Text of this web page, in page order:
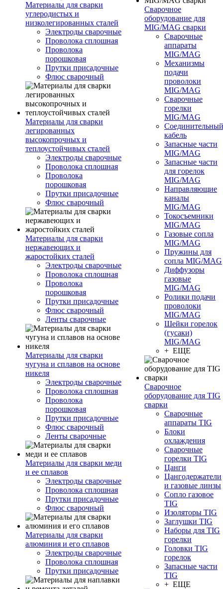
Материалы для сварки
углеродистых и
низколегированных сталей
Электроды сварочные
Проволока сплошная
Проволока
порошковая
Прутки присадочные
Флюс сварочный
Материалы для сварки
легированных
высокопрочных и
теплоустойчивых сталей
Электроды сварочные
Проволока сплошная
Проволока
порошковая
Прутки присадочные
Флюс сварочный
Материалы для сварки
нержавеющих и
жаростойких сталей
Электроды сварочные
Проволока сплошная
Проволока
порошковая
Прутки присадочные
Флюс сварочный
Ленты сварочные
Материалы для сварки
чугуна и сплавов на основе
никеля
Электроды сварочные
Проволока сплошная
Проволока
порошковая
Прутки присадочные
Флюс сварочный
Ленты сварочные
Материалы для сварки меди
и ее сплавов
Электроды сварочные
Проволока сплошная
Прутки присадочные
Флюс сварочный
Материалы для сварки
алюминия и его сплавов
Электроды сварочные
Проволока сплошная
Прутки присадочные
Сварочное
оборудование для
MIG/MAG сварки
Сварочные
аппараты
MIG/MAG
Механизмы
подачи
проволоки
MIG/MAG
Сварочные
горелки
MIG/MAG
Соединительный
кабель
Запасные части
MIG/MAG
Запасные части
для горелок
MIG/MAG
Направляющие
каналы
MIG/MAG
Токосъемники
MIG/MAG
Газовые сопла
MIG/MAG
Пружины для
сопла MIG/MAG
Диффузоры
газовые
MIG/MAG
Ролики подачи
проволоки
MIG/MAG
Шейки горелок
(гусаки)
MIG/MAG
+ ЕЩЕ
Сварочное
оборудование для TIG
сварки
Сварочные
аппараты TIG
Блоки
охлаждения
Сварочные
горелки TIG
Цанги
Цангодержатели
и газовые линзы
Сопло газовое
TIG
Изоляторы TIG
Заглушки TIG
Наборы для TIG
горелки
Головки TIG
горелок
Запасные части
TIG
+ ЕЩЕ